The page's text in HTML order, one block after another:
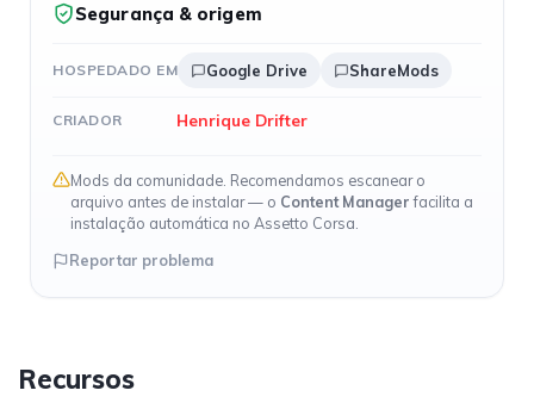
Segurança & origem
HOSPEDADO EM Google Drive ShareMods
CRIADOR Henrique Drifter
Mods da comunidade. Recomendamos escanear o
arquivo antes de instalar — o Content Managerfacilita a
instalação automática no Assetto Corsa.
Reportar problema
Recursos